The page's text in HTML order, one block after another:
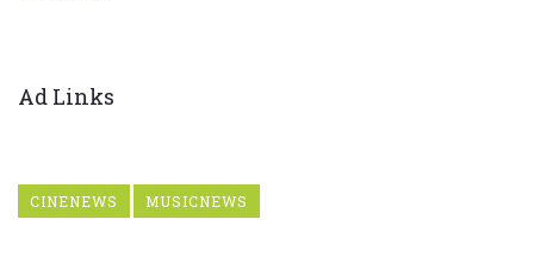
Ad Links
CINENEWS MUSICNEWS